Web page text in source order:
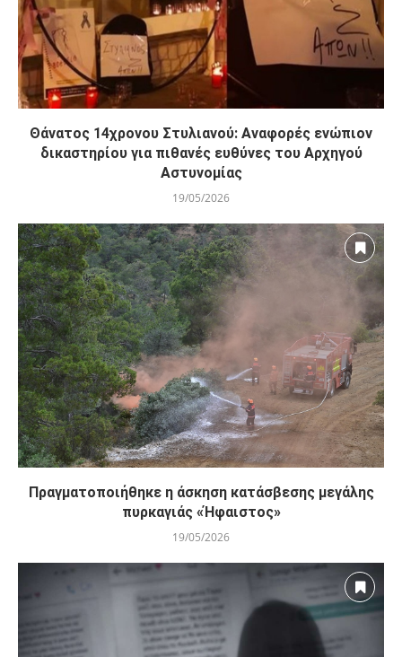
Θάνατος 14χρονου Στυλιανού: Αναφορές ενώπιον
δικαστηρίου για πιθανές ευθύνες του Αρχηγού
Αστυνομίας
19/05/2026
Πραγματοποιήθηκε η άσκηση κατάσβεσης μεγάλης
πυρκαγιάς «Ήφαιστος»
19/05/2026